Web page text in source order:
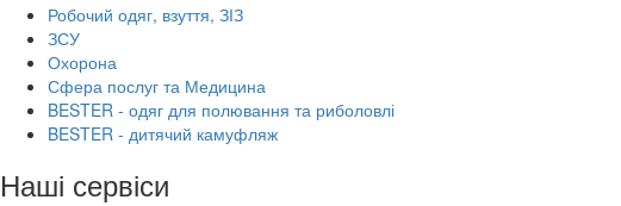
Робочий одяг, взуття, ЗІЗ
ЗСУ
Охорона
Сфера послуг та Медицина
BESTER - одяг для полювання та риболовлі
BESTER - дитячий камуфляж
Наші сервіси